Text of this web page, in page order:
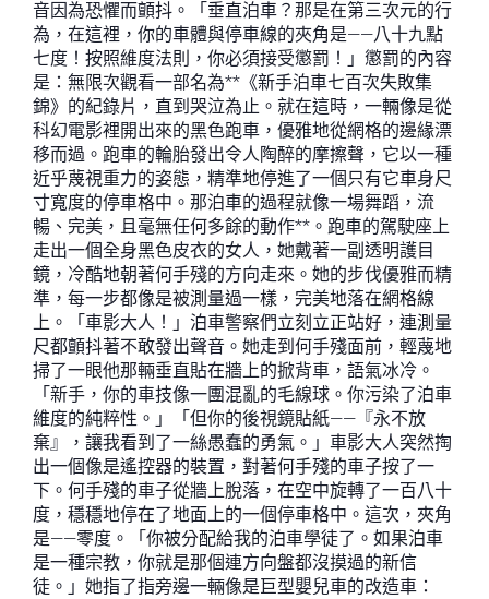
音因為恐懼而顫抖。「垂直泊車？那是在第三次元的行
為，在這裡，你的車體與停車線的夾角是——八十九點
七度！按照維度法則，你必須接受懲罰！」懲罰的內容
是：無限次觀看一部名為**《新手泊車七百次失敗集
錦》的紀錄片，直到哭泣為止。就在這時，一輛像是從
科幻電影裡開出來的黑色跑車，優雅地從網格的邊緣漂
移而過。跑車的輪胎發出令人陶醉的摩擦聲，它以一種
近乎蔑視重力的姿態，精準地停進了一個只有它車身尺
寸寬度的停車格中。那泊車的過程就像一場舞蹈，流
暢、完美，且毫無任何多餘的動作**。跑車的駕駛座上
走出一個全身黑色皮衣的女人，她戴著一副透明護目
鏡，冷酷地朝著何手殘的方向走來。她的步伐優雅而精
準，每一步都像是被測量過一樣，完美地落在網格線
上。「車影大人！」泊車警察們立刻立正站好，連測量
尺都顫抖著不敢發出聲音。她走到何手殘面前，輕蔑地
掃了一眼他那輛垂直貼在牆上的掀背車，語氣冰冷。
「新手，你的車技像一團混亂的毛線球。你污染了泊車
維度的純粹性。」「但你的後視鏡貼紙——『永不放
棄』，讓我看到了一絲愚蠢的勇氣。」車影大人突然掏
出一個像是遙控器的裝置，對著何手殘的車子按了一
下。何手殘的車子從牆上脫落，在空中旋轉了一百八十
度，穩穩地停在了地面上的一個停車格中。這次，夾角
是——零度。「你被分配給我的泊車學徒了。如果泊車
是一種宗教，你就是那個連方向盤都沒摸過的新信
徒。」她指了指旁邊一輛像是巨型嬰兒車的改造車：